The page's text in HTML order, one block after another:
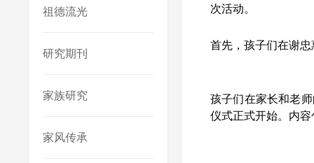
祖德流光
研究期刊
家族研究
家风传承
次活动。
首先，孩子们在谢
孩子们在家长和老
仪式正式开始。内